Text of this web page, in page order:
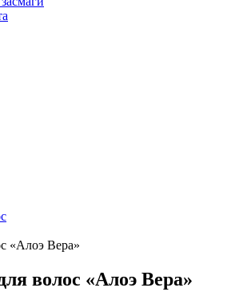
«Алоэ Вера»
волос «Алоэ Вера»